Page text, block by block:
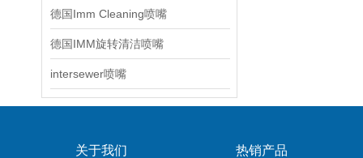
德国Imm Cleaning喷嘴
德国IMM旋转清洁喷嘴
intersewer喷嘴
关于我们 热销产品